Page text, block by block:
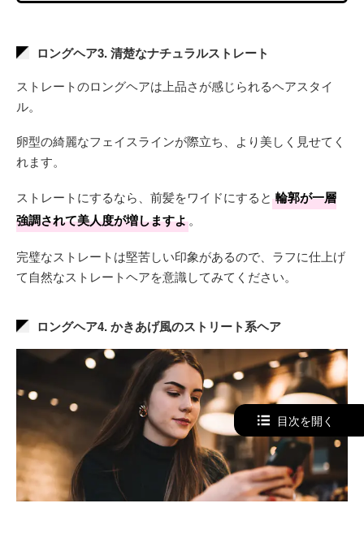
ロングヘア3. 清楚なナチュラルストレート
ストレートのロングヘアは上品さが感じられるヘアスタイ
ル。
卵型の綺麗なフェイスラインが際立ち、より美しく見せてく
れます。
ストレートにするなら、前髪をワイドにすると 輪郭が一層
強調されて美人度が増しますよ。
完璧なストレートは堅苦しい印象があるので、ラフに仕上げ
て自然なストレートヘアを意識してみてください。
ロングヘア4. かきあげ風のストリート系ヘア
目次を開く